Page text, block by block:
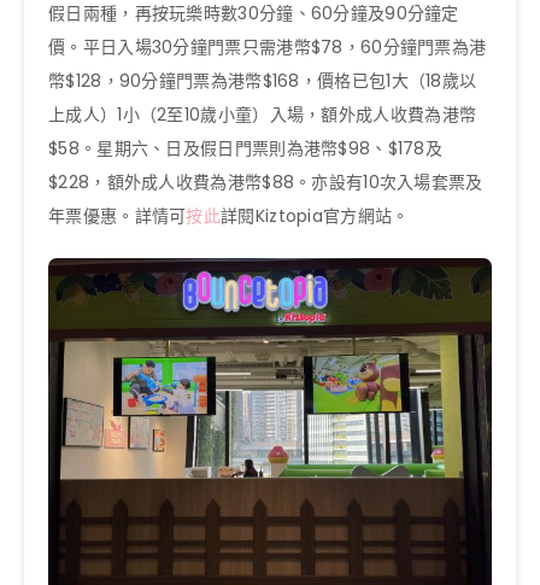
假日兩種，再按玩樂時數30分鐘、60分鐘及90分鐘定
價。平日入場30分鐘門票只需港幣$78，60分鐘門票為港
幣$128，90分鐘門票為港幣$168，價格已包1大（18歲以
上成人）1小（2至10歲小童）入場，額外成人收費為港幣
$58。星期六、日及假日門票則為港幣$98、$178及
$228，額外成人收費為港幣$88。亦設有10次入場套票及
年票優惠。詳情可按此詳閱Kiztopia官方網站。